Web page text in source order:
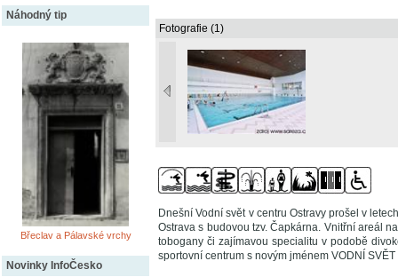
Náhodný tip
Břeclav a Pálavské vrchy
Novinky InfoČesko
Fotografie (1)
Dnešní Vodní svět v centru Ostravy prošel v
Ostrava s budovou tzv. Čapkárna. Vnitřní areál
tobogany či zajímavou specialitu v podobě
sportovní centrum s novým jménem VODNÍ